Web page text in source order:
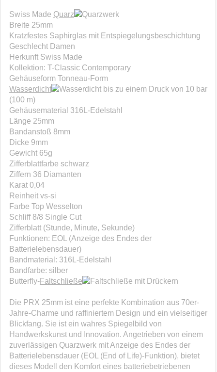
Swiss Made Quarz
werk
Breite 25mm
Kratzfestes Saphirglas mit Entspiegelungsbeschichtung
Geschlecht Damen
Herkunft Swiss Made
Kollektion: T-Classic Contemporary
Gehäuseform Tonneau-Form
Wasserdicht
bis zu einem Druck von 10 bar
(100 m)
Gehäusematerial 316L-Edelstahl
Länge 25mm
Bandanstoß 8mm
Dicke 9mm
Gewicht 65g
Zifferblattfarbe schwarz
Ziffern 36 Diamanten
Karat 0,04
Reinheit vs-si
Farbe Top Wesselton
Schliff 8/8 Single Cut
Zifferblatt (Stunde, Minute, Sekunde)
Funktionen: EOL (Anzeige des Endes der
Batterielebensdauer)
Bandmaterial: 316L-Edelstahl
Bandfarbe: silber
Butterfly-Faltschließe mit Drückern
Die PRX 25mm ist eine perfekte Kombination aus 70er-
Jahre-Charme und raffiniertem Design und ein vielseitiger
Blickfang. Sie ist ein wahres Spiegelbild von
Handwerkskunst und Innovation. Angetrieben von einem
zuverlässigen Quarzwerk mit Anzeige des Endes der
Batterielebensdauer (EOL (End of Life)-Funktion), bietet
dieses Modell den Komfort eines batteriebetriebenen